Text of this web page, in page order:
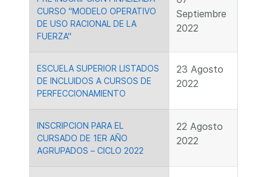
CURSO "MODELO OPERATIVO
DE USO RACIONAL DE LA
FUERZA"
Septiembre
2022
ESCUELA SUPERIOR LISTADOS
DE INCLUIDOS A CURSOS DE
PERFECCIONAMIENTO
23 Agosto
2022
INSCRIPCION PARA EL
CURSADO DE 1ER AÑO
AGRUPADOS – CICLO 2022
22 Agosto
2022